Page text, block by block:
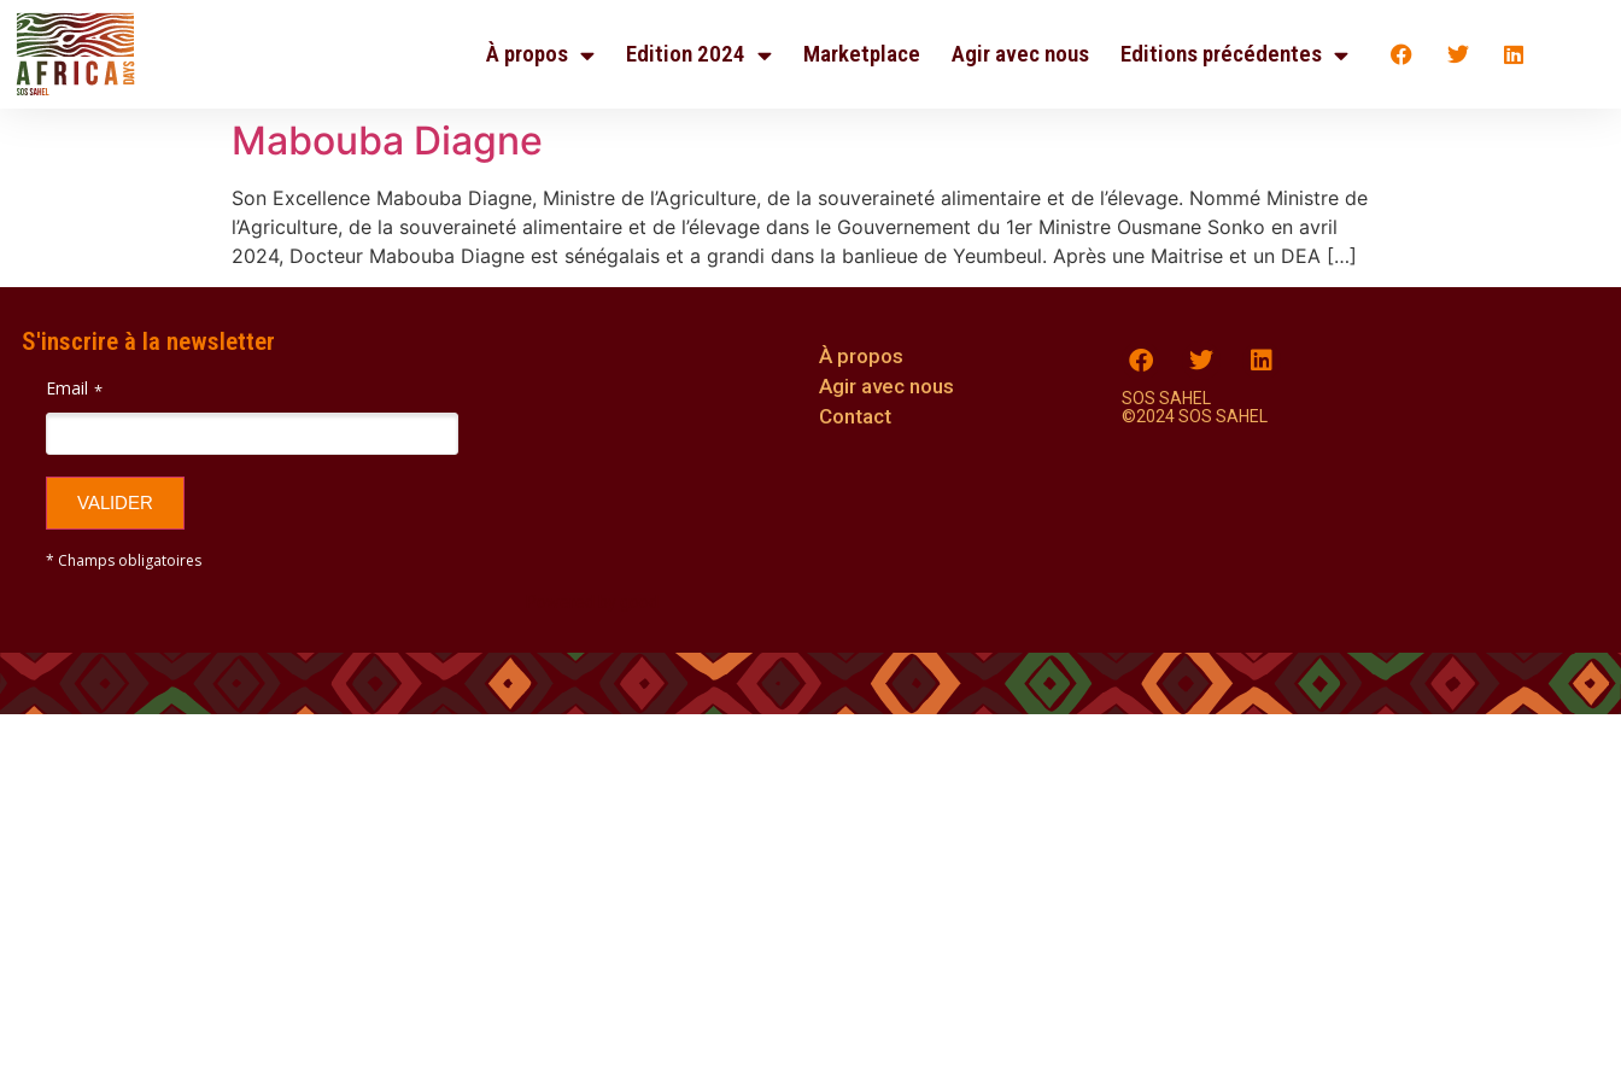
À propos Edition 2024 Marketplace Agir avec nous Editions précédentes
Mabouba Diagne
Son Excellence Mabouba Diagne, Ministre de l’Agriculture, de la souveraineté alimentaire et de l’élevage. Nommé Ministre de
l’Agriculture, de la souveraineté alimentaire et de l’élevage dans le Gouvernement du 1er Ministre Ousmane Sonko en avril
2024, Docteur Mabouba Diagne est sénégalais et a grandi dans la banlieue de Yeumbeul. Après une Maitrise et un DEA […]
S'inscrire à la newsletter
Email *
VALIDER
* Champs obligatoires
À propos
Agir avec nous
Contact
SOS SAHEL
©2024 SOS SAHEL